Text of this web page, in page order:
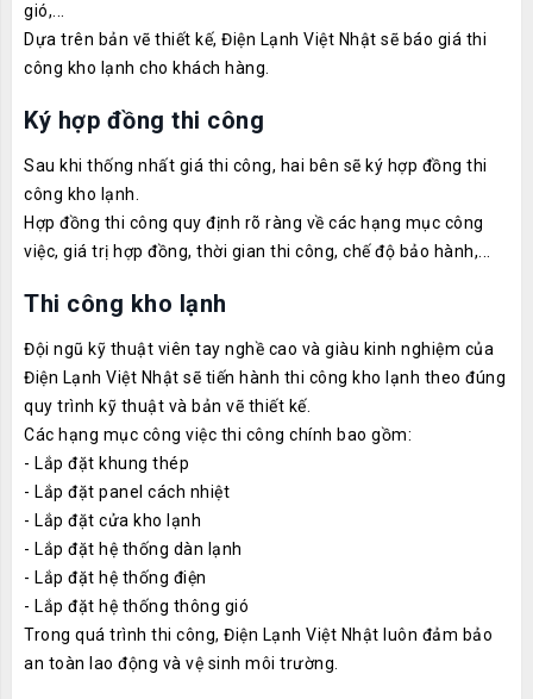
gió,...
Dựa trên bản vẽ thiết kế, Điện Lạnh Việt Nhật sẽ báo giá thi
công kho lạnh cho khách hàng.
Ký hợp đồng thi công
Sau khi thống nhất giá thi công, hai bên sẽ ký hợp đồng thi
công kho lạnh.
Hợp đồng thi công quy định rõ ràng về các hạng mục công
việc, giá trị hợp đồng, thời gian thi công, chế độ bảo hành,...
Thi công kho lạnh
Đội ngũ kỹ thuật viên tay nghề cao và giàu kinh nghiệm của
Điện Lạnh Việt Nhật sẽ tiến hành thi công kho lạnh theo đúng
quy trình kỹ thuật và bản vẽ thiết kế.
Các hạng mục công việc thi công chính bao gồm:
- Lắp đặt khung thép
- Lắp đặt panel cách nhiệt
- Lắp đặt cửa kho lạnh
- Lắp đặt hệ thống dàn lạnh
- Lắp đặt hệ thống điện
- Lắp đặt hệ thống thông gió
Trong quá trình thi công, Điện Lạnh Việt Nhật luôn đảm bảo
an toàn lao động và vệ sinh môi trường.